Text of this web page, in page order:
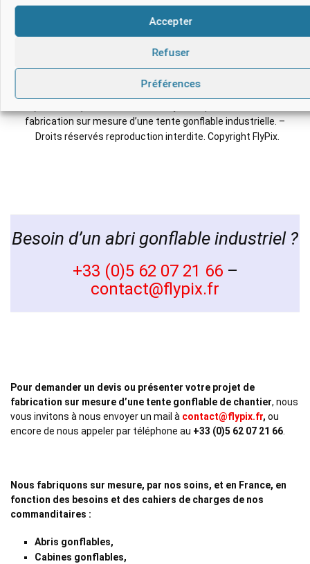
Accepter
Refuser
Préférences
fabrication sur mesure d’une tente gonflable industrielle. –
Droits réservés reproduction interdite. Copyright FlyPix.
Besoin d’un abri gonflable industriel ?
+33 (0)5 62 07 21 66–
contact@flypix.fr
Pour demander un devis ou présenter votre projet de
fabrication sur mesure d’une tente gonflable de chantier, nous
vous invitons à nous envoyer un mail à contact@flypix.fr, ou
encore de nous appeler par téléphone au +33 (0)5 62 07 21 66
Nous fabriquons sur mesure, par nos soins, et en France, en
fonction des besoins et des cahiers de charges de nos
commanditaires :
Abris gonflables,
Cabines gonflables,